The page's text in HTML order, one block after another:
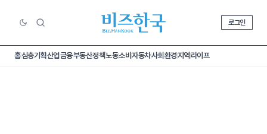
로그인
홈심층기획산업금융부동산정책노동소비 자동차사회환경지역라이프